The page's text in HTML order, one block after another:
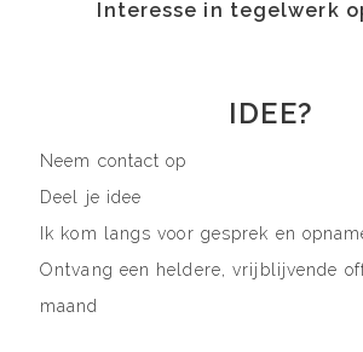
Interesse in tegelwerk
IDEE?
Neem contact op
Deel je idee
Ik kom langs voor gesprek en
Ontvang een heldere, vrijblijvende
maand